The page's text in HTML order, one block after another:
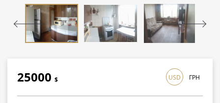
25000 $
725000грн
USD ГРН